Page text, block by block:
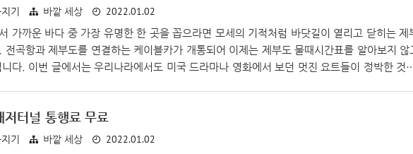
페이지에 들어가면 PC의 경우 우측 상단 '온라인 예약'으로, 모바일의 경우 오른쪽 위 메뉴
기 바깥 세상 2022.01.02
가까운 바다 중 가장 유명한 한 곳을 꼽으라면 모세의 기적처럼 바닷길이 열리고 닫히는 제
전곡항과 제부도를 연결하는 케이블카가 개통되어 이제는 제부도 물때시간표를 알아보지 않
다. 이번 글에서는 우리나라에서도 미국 드라마나 영화에서 보던 멋진 요트들이 정박한 것
해서는 2가지 방법이 있습니다. 하나는 네이버 예약이고, 다른 하나는 공식 홈페이지를 이용하
. 네이버 예약은 네이버 포인트 등을 이용할 수 있어서 좋고, 공식 홈페이지는 케이블카 이용
저터널 통행료 무료
기 바깥 세상 2022.01.02